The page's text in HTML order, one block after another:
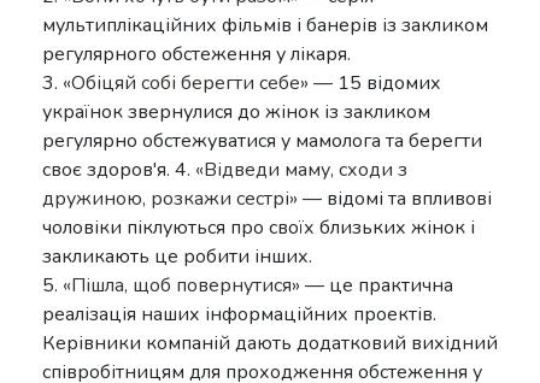
мультиплікаційних фільмів і банерів із закликом
регулярного обстеження у лікаря.
3. «Обіцяй собі берегти себе» — 15 відомих
українок звернулися до жінок із закликом
регулярно обстежуватися у мамолога та берегти
своє здоров'я. 4. «Відведи маму, сходи з
дружиною, розкажи сестрі» — відомі та впливові
чоловіки піклуються про своїх близьких жінок і
закликають це робити інших.
5. «Пішла, щоб повернутися» — це практична
реалізація наших інформаційних проектів.
Керівники компаній дають додатковий вихідний
співробітницям для проходження обстеження у